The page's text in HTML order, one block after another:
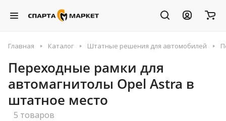
Главная Каталог Штатные решения для автомобилей
Переходные рамки для
автомагнитолы Opel Astra в
штатное место
5 товаров